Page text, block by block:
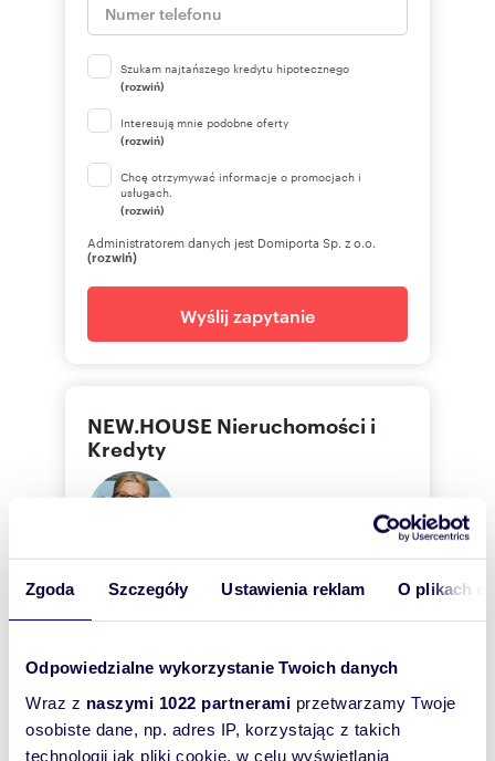
Zgoda Szczegóły Ustawienia reklam O plikach
Odpowiedzialne wykorzystanie Twoich danych
Wraz z naszymi 1022 partnerami przetwarzamy Twoje
osobiste dane, np. adres IP, korzystając z takich
technologii jak pliki cookie, w celu wyświetlania
Szukam najtańszego kredytu hipotecznego
(rozwiń)
Interesują mnie podobne oferty
(rozwiń)
Chcę otrzymywać informacje o promocjach i
usługach.
(rozwiń)
Administratorem danych jest Domiporta Sp. z o.o.
(rozwiń)
Wyślij zapytanie
NEW.HOUSE Nieruchomości i
Kredyty
NEW.HOUSE Nieruchomości i Kredyty
577166 Pokaż telefon